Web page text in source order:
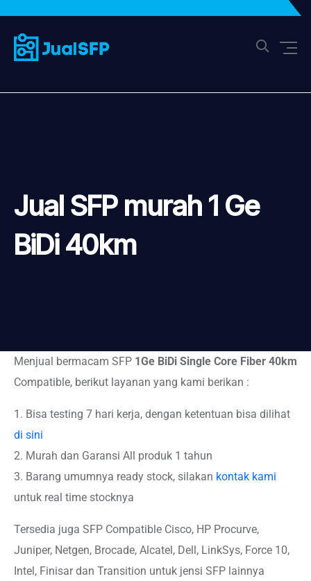
Jual SFP murah 1 Ge
BiDi 40km
Menjual bermacam SFP 1Ge BiDi Single Core Fiber 40km
Compatible, berikut layanan yang kami berikan :
1. Bisa testing 7 hari kerja, dengan ketentuan bisa dilihat
di sini
2. Murah dan Garansi All produk 1 tahun
3. Barang umumnya ready stock, silakan kontak kami
untuk real time stocknya
Tersedia juga SFP Compatible Cisco, HP Procurve,
Juniper, Netgen, Brocade, Alcatel, Dell, LinkSys, Force 10,
Intel, Finisar dan Transition untuk jensi SFP lainnya